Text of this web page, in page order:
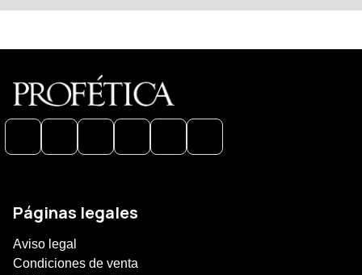
Páginas legales
Aviso legal
Condiciones de venta